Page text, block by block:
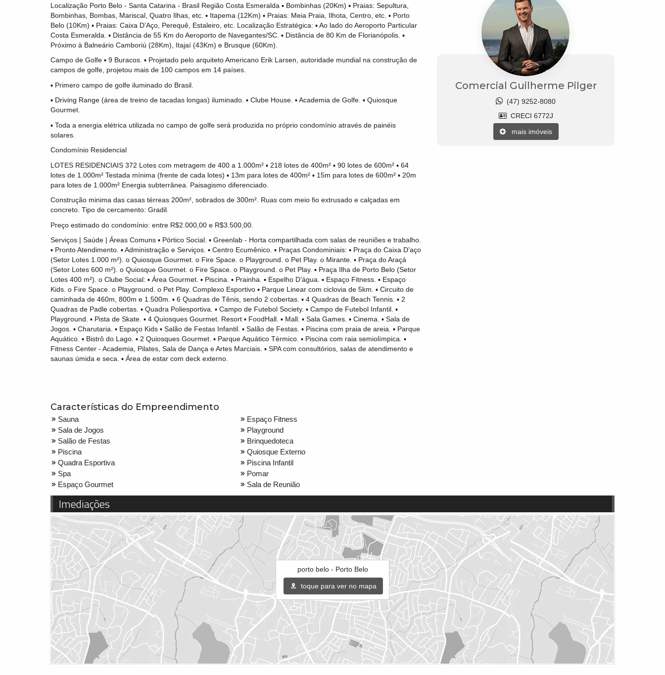
Localização Porto Belo - Santa Catarina - Brasil Região Costa Esmeralda ▪ Bombinhas (20Km) ▪ Praias: Sepultura,
Bombinhas, Bombas, Mariscal, Quatro Ilhas, etc. ▪ Itapema (12Km) ▪ Praias: Meia Praia, Ilhota, Centro, etc. ▪ Porto
Belo (10Km) ▪ Praias: Caixa D’Aço, Perequê, Estaleiro, etc. Localização Estratégica: ▪ Ao lado do Aeroporto Particular
Costa Esmeralda. ▪ Distância de 55 Km do Aeroporto de Navegantes/SC. ▪ Distância de 80 Km de Florianópolis. ▪
Próximo à Balneário Camboriú (28Km), Itajaí (43Km) e Brusque (60Km).
Campo de Golfe ▪ 9 Buracos. ▪ Projetado pelo arquiteto Americano Erik Larsen, autoridade mundial na construção de
campos de golfe, projetou mais de 100 campos em 14 países.
▪ Primero campo de golfe iluminado do Brasil.
▪ Driving Range (área de treino de tacadas longas) iluminado. ▪ Clube House. ▪ Academia de Golfe. ▪ Quiosque
Gourmet.
▪ Toda a energia elétrica utilizada no campo de golfe será produzida no próprio condomínio através de painéis
solares.
Condomínio Residencial
LOTES RESIDENCIAIS 372 Lotes com metragem de 400 a 1.000m² ▪ 218 lotes de 400m² ▪ 90 lotes de 600m² ▪ 64
lotes de 1.000m² Testada mínima (frente de cada lotes) ▪ 13m para lotes de 400m² ▪ 15m para lotes de 600m² ▪ 20m
para lotes de 1.000m² Energia subterrânea. Paisagismo diferenciado.
Construção minima das casas térreas 200m², sobrados de 300m². Ruas com meio fio extrusado e calçadas em
concreto. Tipo de cercamento: Gradil.
Preço estimado do condomínio: entre R$2.000,00 e R$3.500,00.
Serviços | Saúde | Áreas Comuns ▪ Pórtico Social. ▪ Greenlab - Horta compartilhada com salas de reuniões e trabalho.
▪ Pronto Atendimento. ▪ Administração e Serviços. ▪ Centro Ecumênico. ▪ Praças Condominiais: ▪ Praça do Caixa D’aço
(Setor Lotes 1.000 m²). o Quiosque Gourmet. o Fire Space. o Playground. o Pet Play. o Mirante. ▪ Praça do Araçá
(Setor Lotes 600 m²). o Quiosque Gourmet. o Fire Space. o Playground. o Pet Play. ▪ Praça Ilha de Porto Belo (Setor
Lotes 400 m²). o Clube Social: ▪ Área Gourmet. ▪ Piscina. ▪ Prainha. ▪ Espelho D’água. ▪ Espaço Fitness. ▪ Espaço
Kids. o Fire Space. o Playground. o Pet Play. Complexo Esportivo ▪ Parque Linear com ciclovia de 5km. ▪ Circuito de
caminhada de 460m, 800m e 1.500m. ▪ 6 Quadras de Tênis, sendo 2 cobertas. ▪ 4 Quadras de Beach Tennis. ▪ 2
Quadras de Padle cobertas. ▪ Quadra Poliesportiva. ▪ Campo de Futebol Society. ▪ Campo de Futebol Infantil. ▪
Playground. ▪ Pista de Skate. ▪ 4 Quiosques Gourmet. Resort ▪ FoodHall. ▪ Mall. ▪ Sala Games. ▪ Cinema. ▪ Sala de
Jogos. ▪ Charutaria. ▪ Espaço Kids ▪ Salão de Festas Infantil. ▪ Salão de Festas. ▪ Piscina com praia de areia. ▪ Parque
Aquático. ▪ Bistrô do Lago. ▪ 2 Quiosques Gourmet. ▪ Parque Aquático Térmico. ▪ Piscina com raia semiolímpica. ▪
Fitness Center - Academia, Pilates, Sala de Dança e Artes Marciais. ▪ SPA com consultórios, salas de atendimento e
saunas úmida e seca. ▪ Área de estar com deck externo.
Características do Empreendimento
Sauna
Sala de Jogos
Salão de Festas
Piscina
Quadra Esportiva
Spa
Espaço Gourmet
Espaço Fitness
Playground
Brinquedoteca
Quiosque Externo
Piscina Infantil
Pomar
Sala de Reunião
Comercial Guilherme Pilger
(47) 9252-8080
CRECI 6772J
mais imóveis
Imediações
porto belo - Porto Belo
toque para ver no mapa